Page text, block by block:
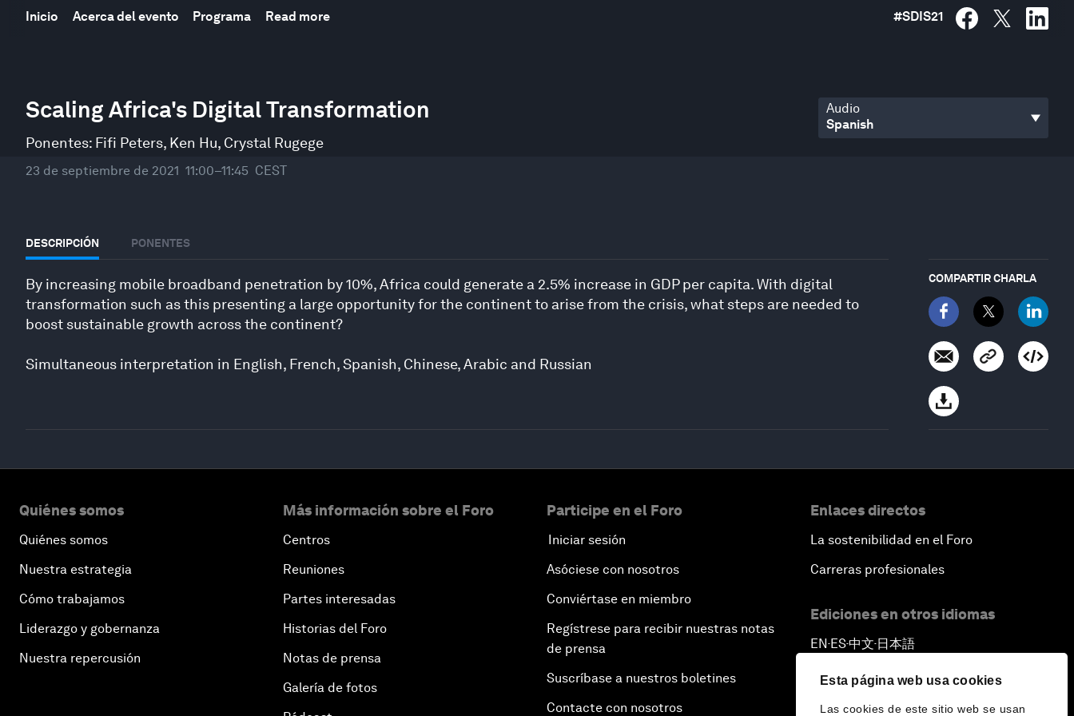
Esta página web usa cookies
Las cookies de este sitio web se usan
Inicio Acerca del evento Programa Read more #SDIS21
Scaling Africa's Digital Transformation
Ponentes: Fifi Peters, Ken Hu, Crystal Rugege
23 de septiembre de 2021 11:00–11:45 CEST
Audio
DESCRIPCIÓN PONENTES
By increasing mobile broadband penetration by 10%, Africa could generate a 2.5% increase in GDP per capita. With digital
transformation such as this presenting a large opportunity for the continent to arise from the crisis, what steps are needed to
boost sustainable growth across the continent?
Simultaneous interpretation in English, French, Spanish, Chinese, Arabic and Russian
COMPARTIR CHARLA
seconds
of
minutes,
secondsVolume
90%
Quiénes somos
Quiénes somos
Nuestra estrategia
Cómo trabajamos
Liderazgo y gobernanza
Nuestra repercusión
Más información sobre el Foro
Centros
Reuniones
Partes interesadas
Historias del Foro
Notas de prensa
Galería de fotos
Participe en el Foro
Iniciar sesión
Asóciese con nosotros
Conviértase en miembro
Regístrese para recibir nuestras notas
de prensa
Suscríbase a nuestros boletines
Contacte con nosotros
Enlaces directos
La sostenibilidad en el Foro
Carreras profesionales
Ediciones en otros idiomas
EN ▪ES▪中文▪ 日本語